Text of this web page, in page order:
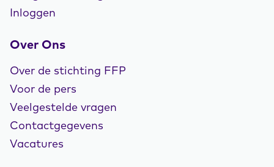
Inloggen
Over Ons
Over de stichting FFP
Voor de pers
Veelgestelde vragen
Contactgegevens
Vacatures